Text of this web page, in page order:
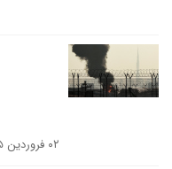
۰۲ فروردین ۱۴۰۵